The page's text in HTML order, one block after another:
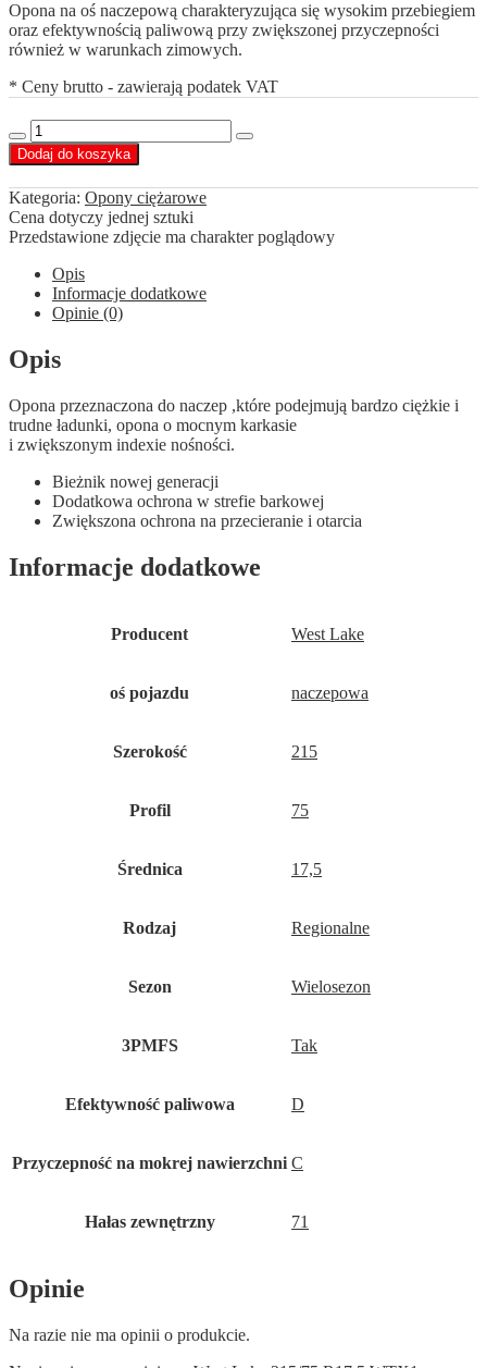
Opona na oś naczepową charakteryzująca się wysokim przebiegiem
oraz efektywnością paliwową przy zwiększonej przyczepności
również w warunkach zimowych.
* Ceny brutto - zawierają podatek VAT
Decrease
quantity
ilość
West
Lake
215/75
R17,5
WTX1
135/133
Increase
Dodaj do koszyka
Kategoria: Opony ciężarowe
Cena dotyczy jednej sztuki
Przedstawione zdjęcie ma charakter poglądowy
Opis
Informacje dodatkowe
Opinie (0)
Opis
Opona przeznaczona do naczep ,które podejmują bardzo ciężkie i
trudne ładunki, opona o mocnym karkasie
i zwiększonym indexie nośności.
Bieżnik nowej generacji
Dodatkowa ochrona w strefie barkowej
Zwiększona ochrona na przecieranie i otarcia
Informacje dodatkowe
Producent West Lake
oś pojazdu naczepowa
Szerokość 215
Profil 75
Średnica 17,5
Rodzaj Regionalne
Sezon Wielosezon
3PMFS Tak
Efektywność paliwowa D
Przyczepność na mokrej nawierzchni C
Hałas zewnętrzny 71
Opinie
Na razie nie ma opinii o produkcie.